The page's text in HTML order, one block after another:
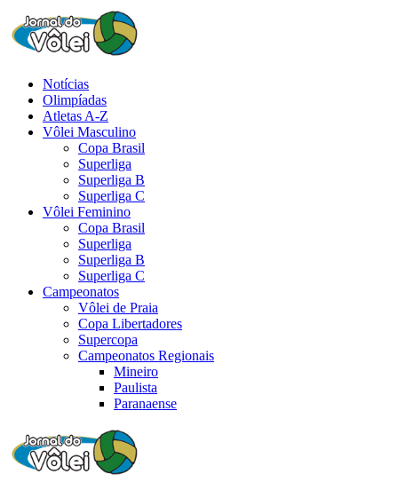
Notícias
Olimpíadas
Atletas A-Z
Vôlei Masculino
Copa Brasil
Superliga
Superliga B
Superliga C
Vôlei Feminino
Copa Brasil
Superliga
Superliga B
Superliga C
Campeonatos
Vôlei de Praia
Copa Libertadores
Supercopa
Campeonatos Regionais
Mineiro
Paulista
Paranaense